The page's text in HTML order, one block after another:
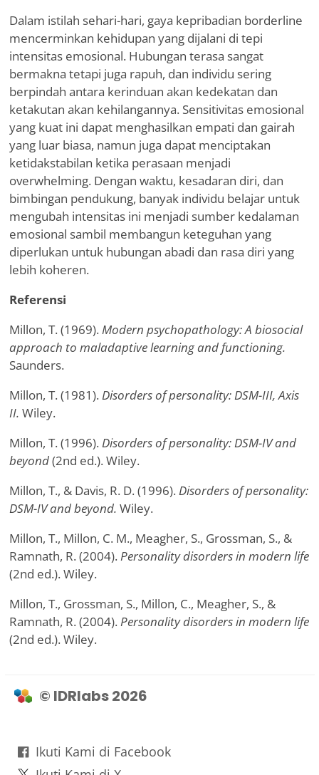
Dalam istilah sehari-hari, gaya kepribadian borderline
mencerminkan kehidupan yang dijalani di tepi
intensitas emosional. Hubungan terasa sangat
bermakna tetapi juga rapuh, dan individu sering
berpindah antara kerinduan akan kedekatan dan
ketakutan akan kehilangannya. Sensitivitas emosional
yang kuat ini dapat menghasilkan empati dan gairah
yang luar biasa, namun juga dapat menciptakan
ketidakstabilan ketika perasaan menjadi
overwhelming. Dengan waktu, kesadaran diri, dan
bimbingan pendukung, banyak individu belajar untuk
mengubah intensitas ini menjadi sumber kedalaman
emosional sambil membangun keteguhan yang
diperlukan untuk hubungan abadi dan rasa diri yang
lebih koheren.
Referensi
Millon, T. (1969). Modern psychopathology: A biosocial
approach to maladaptive learning and functioning.
Saunders.
Millon, T. (1981). Disorders of personality: DSM-III, Axis
II. Wiley.
Millon, T. (1996). Disorders of personality: DSM-IV and
beyond(2nd ed.). Wiley.
Millon, T., & Davis, R. D. (1996). Disorders of personality:
DSM-IV and beyond. Wiley.
Millon, T., Millon, C. M., Meagher, S., Grossman, S., &
Ramnath, R. (2004). Personality disorders in modern life
(2nd ed.). Wiley.
Millon, T., Grossman, S., Millon, C., Meagher, S., &
Ramnath, R. (2004). Personality disorders in modern life
(2nd ed.). Wiley.
© IDRlabs 2026
Ikuti Kami di Facebook